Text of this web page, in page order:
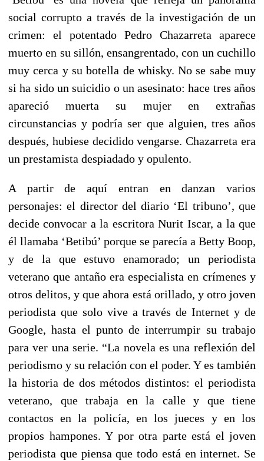
social corrupto a través de la investigación de un
crimen: el potentado Pedro Chazarreta aparece
muerto en su sillón, ensangrentado, con un cuchillo
muy cerca y su botella de whisky. No se sabe muy
si ha sido un suicidio o un asesinato: hace tres años
apareció muerta su mujer en extrañas
circunstancias y podría ser que alguien, tres años
después, hubiese decidido vengarse. Chazarreta era
un prestamista despiadado y opulento.
A partir de aquí entran en danzan varios
personajes: el director del diario ‘El tribuno’, que
decide convocar a la escritora Nurit Iscar, a la que
él llamaba ‘Betibú’ porque se parecía a Betty Boop,
y de la que estuvo enamorado; un periodista
veterano que antaño era especialista en crímenes y
otros delitos, y que ahora está orillado, y otro joven
periodista que solo vive a través de Internet y de
Google, hasta el punto de interrumpir su trabajo
para ver una serie. “La novela es una reflexión del
periodismo y su relación con el poder. Y es también
la historia de dos métodos distintos: el periodista
veterano, que trabaja en la calle y que tiene
contactos en la policía, en los jueces y en los
propios hampones. Y por otra parte está el joven
periodista que piensa que todo está en internet. Se